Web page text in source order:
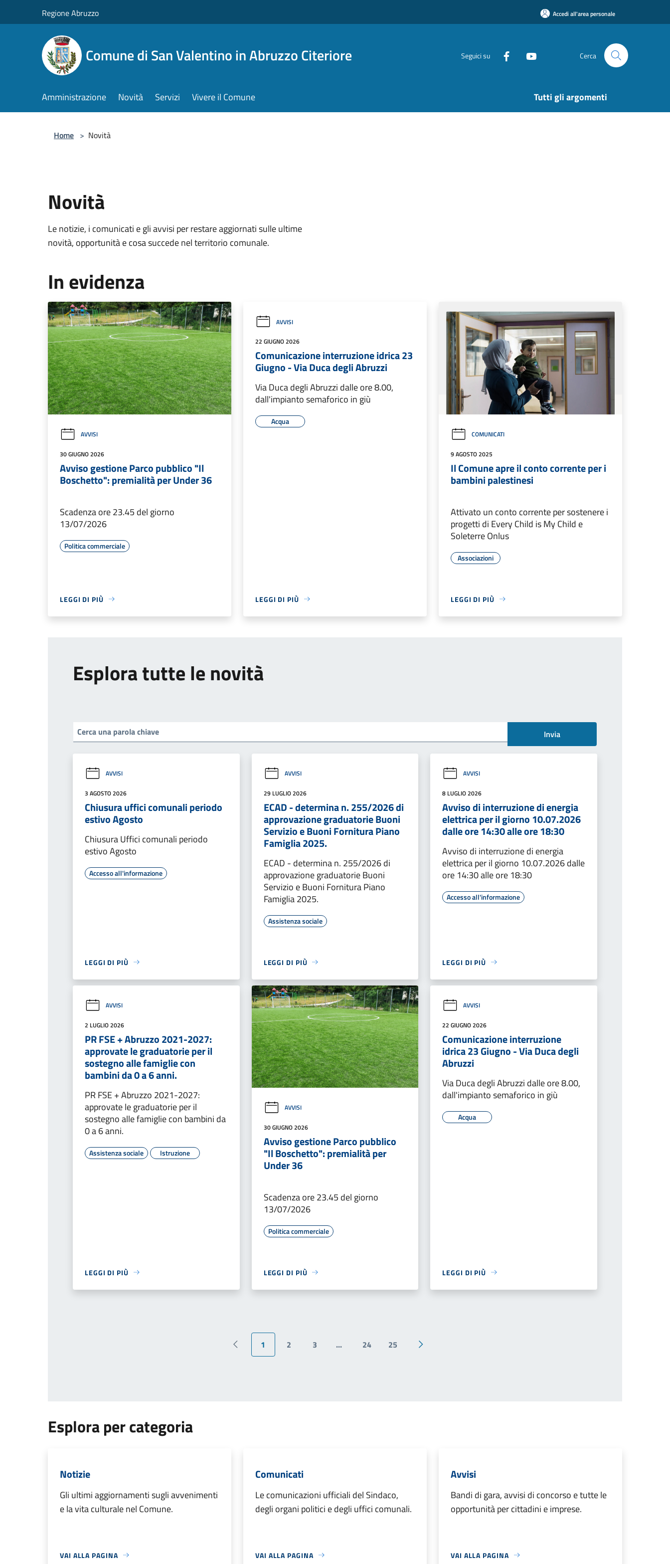
Regione Abruzzo Accedi all'area personale
Comune di San Valentino in Abruzzo Citeriore Seguici su Cerca
Amministrazione Novità Servizi Vivere il Comune Tutti gli argomenti
Home > Novità
Novità
Le notizie, i comunicati e gli avvisi per restare aggiornati sulle ultime
novità, opportunità e cosa succede nel territorio comunale.
In evidenza
AVVISI
30 GIUGNO 2026
Avviso gestione Parco pubblico "Il
Boschetto": premialità per Under 36
Scadenza ore 23.45 del giorno
13/07/2026
Politica commerciale
LEGGI DI PIÙ
AVVISI
22 GIUGNO 2026
Comunicazione interruzione idrica 23
Giugno - Via Duca degli Abruzzi
Via Duca degli Abruzzi dalle ore 8.00,
dall'impianto semaforico in giù
Acqua
LEGGI DI PIÙ
COMUNICATI
9 AGOSTO 2025
Il Comune apre il conto corrente per i
bambini palestinesi
Attivato un conto corrente per sostenere i
progetti di Every Child is My Child e
Soleterre Onlus
Associazioni
LEGGI DI PIÙ
Esplora tutte le novità
Invia
AVVISI
3 AGOSTO 2026
Chiusura uffici comunali periodo
estivo Agosto
Chiusura Uffici comunali periodo
estivo Agosto
Accesso all'informazione
LEGGI DI PIÙ
AVVISI
29 LUGLIO 2026
ECAD - determina n. 255/2026 di
approvazione graduatorie Buoni
Servizio e Buoni Fornitura Piano
Famiglia 2025.
ECAD - determina n. 255/2026 di
approvazione graduatorie Buoni
Servizio e Buoni Fornitura Piano
Famiglia 2025.
Assistenza sociale
LEGGI DI PIÙ
AVVISI
8 LUGLIO 2026
Avviso di interruzione di energia
elettrica per il giorno 10.07.2026
dalle ore 14:30 alle ore 18:30
Avviso di interruzione di energia
elettrica per il giorno 10.07.2026 dalle
ore 14:30 alle ore 18:30
Accesso all'informazione
LEGGI DI PIÙ
AVVISI
2 LUGLIO 2026
PR FSE + Abruzzo 2021-2027:
approvate le graduatorie per il
sostegno alle famiglie con
bambini da 0 a 6 anni.
PR FSE + Abruzzo 2021-2027:
approvate le graduatorie per il
sostegno alle famiglie con bambini da
0 a 6 anni.
Assistenza sociale Istruzione
LEGGI DI PIÙ
AVVISI
30 GIUGNO 2026
Avviso gestione Parco pubblico
"Il Boschetto": premialità per
Under 36
Scadenza ore 23.45 del giorno
13/07/2026
Politica commerciale
LEGGI DI PIÙ
AVVISI
22 GIUGNO 2026
Comunicazione interruzione
idrica 23 Giugno - Via Duca degli
Abruzzi
Via Duca degli Abruzzi dalle ore 8.00,
dall'impianto semaforico in giù
Acqua
LEGGI DI PIÙ
Pagina precedente
1 2 3 ... 24 25
Pagina successiva
Esplora per categoria
Notizie
Gli ultimi aggiornamenti sugli avvenimenti
e la vita culturale nel Comune.
VAI ALLA PAGINA
Comunicati
Le comunicazioni ufficiali del Sindaco,
degli organi politici e degli uffici comunali.
VAI ALLA PAGINA
Avvisi
Bandi di gara, avvisi di concorso e tutte le
opportunità per cittadini e imprese.
VAI ALLA PAGINA